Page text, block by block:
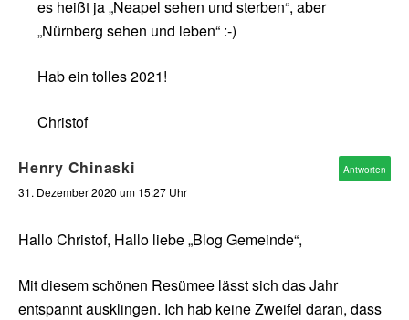
es heißt ja „Neapel sehen und sterben“, aber
„Nürnberg sehen und leben“ :-)
Hab ein tolles 2021!
Christof
Henry Chinaski
31. Dezember 2020 um 15:27 Uhr
Hallo Christof, Hallo liebe „Blog Gemeinde“,
Mit diesem schönen Resümee lässt sich das Jahr
entspannt ausklingen. Ich hab keine Zweifel daran, dass
Antworten